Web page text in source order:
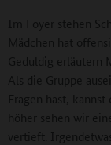
Im Foyer stehen
Mädchen hat
Geduldig erläutern
Als die Gruppe
Fragen hast,
höher sehen wir
vertieft.